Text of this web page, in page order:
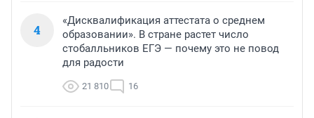
4
«Дисквалификация аттестата о среднем
образовании». В стране растет число
стобалльников ЕГЭ — почему это не повод
для радости
21 810 16